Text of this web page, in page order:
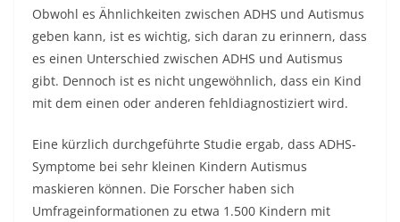
Obwohl es Ähnlichkeiten zwischen ADHS und Autismus
geben kann, ist es wichtig, sich daran zu erinnern, dass
es einen Unterschied zwischen ADHS und Autismus
gibt. Dennoch ist es nicht ungewöhnlich, dass ein Kind
mit dem einen oder anderen fehldiagnostiziert wird.
Eine kürzlich durchgeführte Studie ergab, dass ADHS-
Symptome bei sehr kleinen Kindern Autismus
maskieren können. Die Forscher haben sich
Umfrageinformationen zu etwa 1.500 Kindern mit